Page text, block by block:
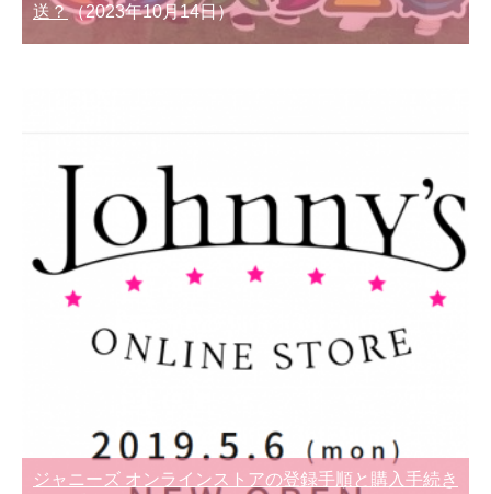
送？（2023年10月14日）
ジャニーズ オンラインストアの登録手順と購入手続き